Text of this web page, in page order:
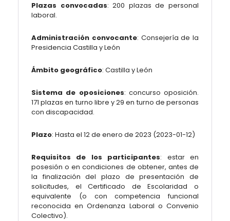
Plazas convocadas:200 plazas depersonal
laboral.
Administración convocante: Consejería de la
Presidencia Castilla y León
Ámbito geográfico: Castilla y León
Sistema de oposiciones: concurso oposición.
171 plazas en turno libre y 29 en turno de personas
con discapacidad.
Plazo: Hasta el 12 de enero de 2023 (2023-01-12)
Requisitos de los participantes: estar en
posesión o en condiciones de obtener, antes de
la finalización del plazo de presentación de
solicitudes, elCertificado de Escolaridad o
equivalente (o con competencia funcional
reconocida en Ordenanza Laboral o Convenio
Colectivo).